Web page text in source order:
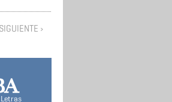
SIGUIENTE ›